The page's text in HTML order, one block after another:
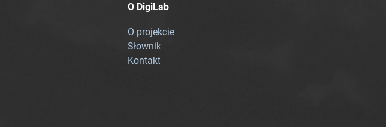
O DigiLab
O projekcie
Słownik
Kontakt